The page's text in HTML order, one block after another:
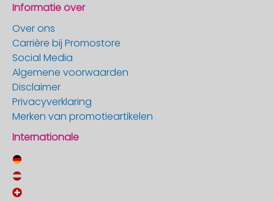
Informatie over
Over ons
Carrière bij Promostore
Social Media
Algemene voorwaarden
Disclaimer
Privacyverklaring
Merken van promotieartikelen
Internationale